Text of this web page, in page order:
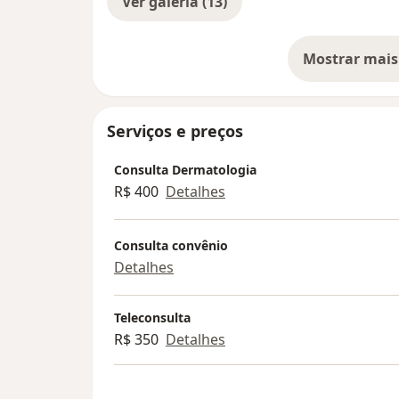
A Clínica Aliati Dermatologia emite nota
Consultas e procedimentos presenciais
Dermatologia (Cabral, Curitiba).
conforme disponibilidade.
Mostrar
Serviços e preços
Consulta Dermatologia
R$ 400 Detalhes
Consulta convênio
Detalhes
Teleconsulta
R$ 350 Detalhes